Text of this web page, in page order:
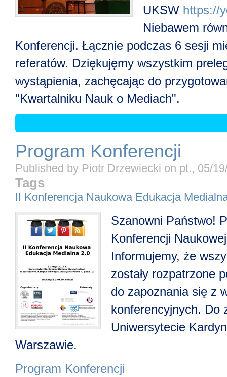
UKSW https://
Niebawem
Konferencji. Łącznie podczas 6 sesji
referatów. Dziękujęmy wszystkim
wystąpienia, zachęcając do
"Kwartalniku Nauk o Mediach".
Program Konferencji
Published by Piotr Drzewiecki on pt., 05/
Tags
II Konferencja Naukowa Edukacja
Szanowni Państwo!
Konferencji
Informujemy, że
zostały rozpatrzone
do zapoznania się z
konferencyjnych. Do
Uniwersytecie
Warszawie.
Program Konferencji